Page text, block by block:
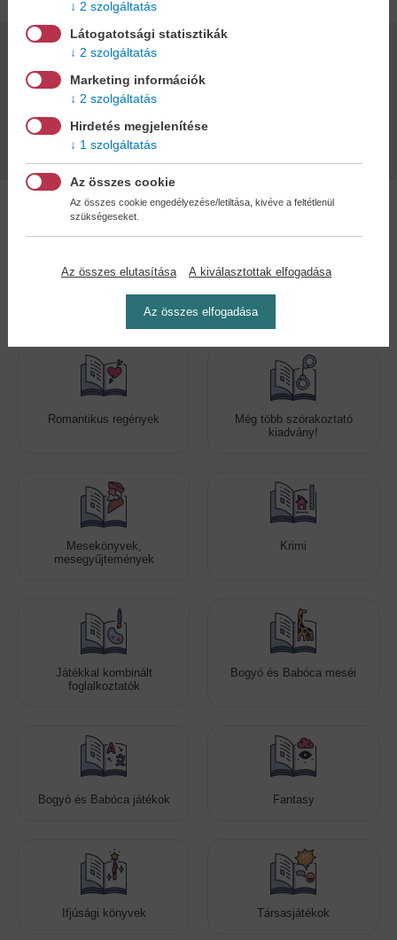
Kötésmód:
keménytábla
Kiadás dátuma:
2026
Kedvenc kategóriák
Romantikus regények
Még több szórakoztató
kiadvány!
Mesekönyvek,
mesegyűjtemények
Krimi
Játékkal kombinált
foglalkoztatók
Bogyó és Babóca meséi
Bogyó és Babóca játékok Fantasy
Ifjúsági könyvek Társasjátékok
2 szolgáltatás
Látogatotsági statisztikák
2 szolgáltatás
Marketing információk
2 szolgáltatás
Hirdetés megjelenítése
1 szolgáltatás
Az összes cookie
Az összes cookie engedélyezése/letiltása, kivéve a feltétlenül
szükségeseket.
Az összes elutasítása A kiválasztottak elfogadása
Az összes elfogadása